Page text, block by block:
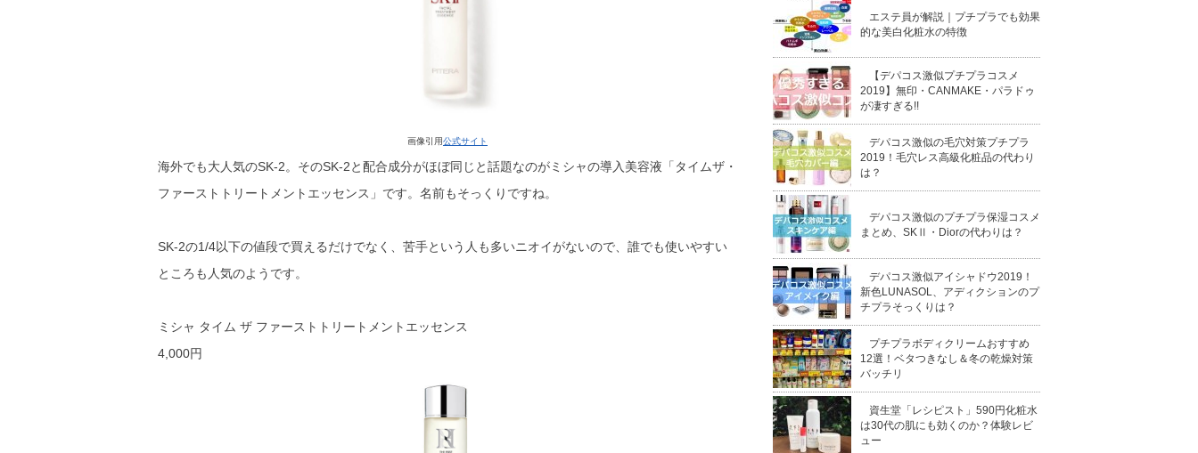
画像引用公式サイト
海外でも大人気のSK-2。そのSK-2と配合成分がほぼ同じと話題なのがミシャの導入美容液「タイムザ・
ファーストトリートメントエッセンス」です。名前もそっくりですね。
SK-2の1/4以下の値段で買えるだけでなく、苦手という人も多いニオイがないので、誰でも使いやすい
ところも人気のようです。
ミシャ タイム ザ ファーストトリートメントエッセンス
4,000円
エステ員が解説｜プチプラでも効果
的な美白化粧水の特徴
【デパコス激似プチプラコスメ
2019】無印・CANMAKE・パラドゥ
が凄すぎる!!
デパコス激似の毛穴対策プチプラ
2019！毛穴レス高級化粧品の代わり
は？
デパコス激似のプチプラ保湿コスメ
まとめ、SKⅡ・Diorの代わりは？
デパコス激似アイシャドウ2019！
新色LUNASOL、アディクションのプ
チプラそっくりは？
プチプラボディクリームおすすめ
12選！ベタつきなし＆冬の乾燥対策
バッチリ
資生堂「レシピスト」590円化粧水
は30代の肌にも効くのか？体験レビ
ュー